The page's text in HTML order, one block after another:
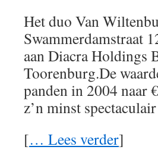
Het duo Van
Swammerdamstraat
aan Diacra Holdings
Toorenburg.De
panden in 2004 naar
z’n minst
[… Lees verder]